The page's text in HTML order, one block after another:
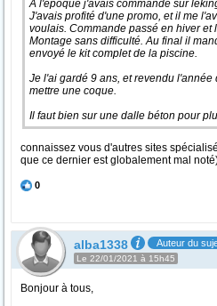
A l'époque j'avais commandé sur
J'avais profité d'une promo, et il me
voulais. Commande passé en hiver et
Montage sans difficulté. Au final il
envoyé le kit complet de la piscine.
Je l'ai gardé 9 ans, et revendu
mettre une coque.
Il faut bien sur une dalle béton pour
connaissez vous d'autres sites
que ce dernier est globalement mal
0
alba1338 Auteur du
Le 22/01/2021 à 15h45
Bonjour à tous,